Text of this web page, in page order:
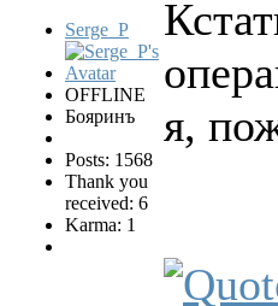
Serge_P
OFFLINE
Бояринъ
Posts: 1568
Thank you
received: 6
Karma: 1
я,